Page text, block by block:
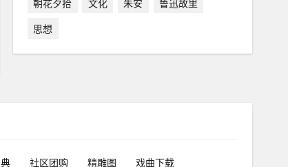
朝花夕拾
文化 朱安
鲁迅故里
思想
社区团购 精雕图
戏曲下载